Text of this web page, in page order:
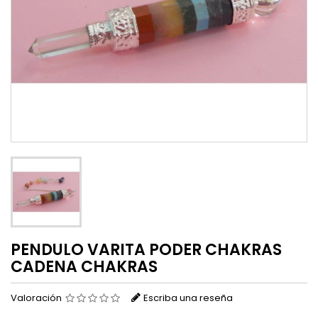
PENDULO VARITA PODER CHAKRAS
CADENA CHAKRAS
Valoración Escriba una reseña